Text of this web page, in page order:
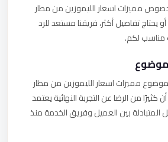
مميزات اسعار الليموزين من مطار
يحتاج تفاصيل أكثر، فريقنا مستعد للرد
لكم.
مميزات اسعار الليموزين من مطار
كثيرًا من الرضا عن التجربة النهائية يعتمد
بين العميل وفريق الخدمة منذ